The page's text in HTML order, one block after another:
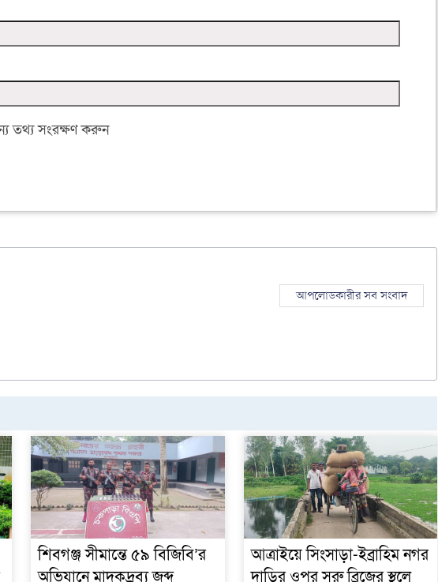
তথ্য সংরক্ষণ করুন
আপলোডকারীর সব সংবাদ
শিবগঞ্জ সীমান্তে ৫৯ বিজিবি’র
অভিযানে মাদকদ্রব্য জব্দ
আত্রাইয়ে সিংসাড়া-ইব্রাহিম নগর
দাড়ির ওপর সরু ব্রিজের স্থলে